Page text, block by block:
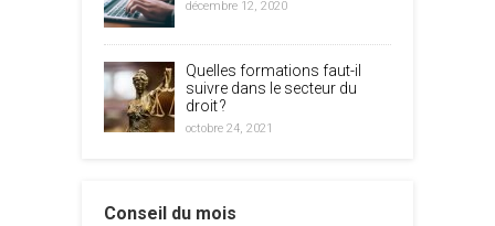
décembre 12, 2020
Quelles formations faut-il
suivre dans le secteur du
droit ?
octobre 24, 2021
Conseil du mois